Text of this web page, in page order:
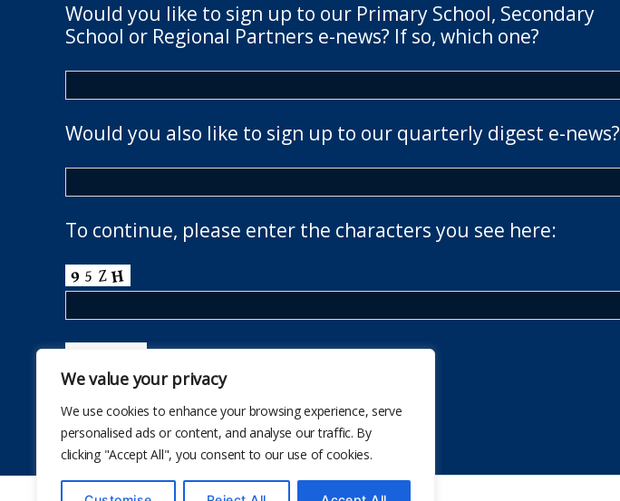
We value your privacy
We use cookies to enhance your browsing experience, serve
personalised ads or content, and analyse our traffic. By
clicking "Accept All", you consent to our use of cookies.
Would you like to sign up to our Primary School, Secondary
School or Regional Partners e-news? If so, which one?
Would you also like to sign up to our quarterly digest e-news?
To continue, please enter the characters you see here: